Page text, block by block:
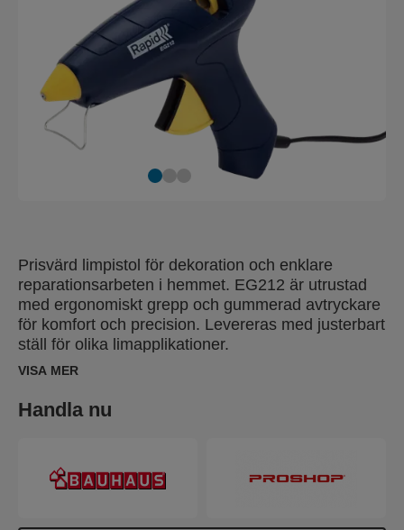
Prisvärd limpistol för dekoration och enklare
reparationsarbeten i hemmet. EG212 är utrustad
med ergonomiskt grepp och gummerad avtryckare
för komfort och precision. Levereras med justerbart
ställ för olika limapplikationer.
VISA MER
Handla nu